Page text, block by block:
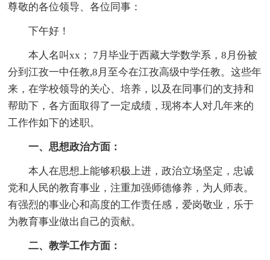
尊敬的各位领导、各位同事：
下午好！
本人名叫xx； 7月毕业于西藏大学数学系，8月份被
分到江孜一中任教,8月至今在江孜高级中学任教。这些年
来，在学校领导的关心、培养，以及在同事们的支持和
帮助下，各方面取得了一定成绩，现将本人对几年来的
工作作如下的述职。
一、思想政治方面：
本人在思想上能够积极上进，政治立场坚定，忠诚
党和人民的教育事业，注重加强师德修养，为人师表。
有强烈的事业心和高度的工作责任感，爱岗敬业，乐于
为教育事业做出自己的贡献。
二、教学工作方面：